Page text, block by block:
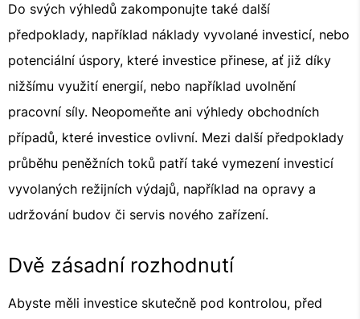
Do svých výhledů zakomponujte také další
předpoklady, například náklady vyvolané investicí, nebo
potenciální úspory, které investice přinese, ať již díky
nižšímu využití energií, nebo například uvolnění
pracovní síly. Neopomeňte ani výhledy obchodních
případů, které investice ovlivní. Mezi další předpoklady
průběhu peněžních toků patří také vymezení investicí
vyvolaných režijních výdajů, například na opravy a
udržování budov či servis nového zařízení.
Dvě zásadní rozhodnutí
Abyste měli investice skutečně pod kontrolou, před